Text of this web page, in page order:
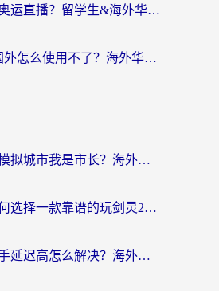
海外哪里能看奥运直播？留学生&海外华人必看的体育赛事观赛终极指南
12123交管在国外怎么使用不了？海外华人必看的无缝访问国内资源指南
意大利怎么玩模拟城市我是市长？海外党国服游戏加速终极攻略（附三国3量子特攻解决办法）
人在海外，如何选择一款靠谱的玩剑灵2加速器？
国外玩灌篮高手延迟高怎么解决？海外玩家国服游戏加速终极指南